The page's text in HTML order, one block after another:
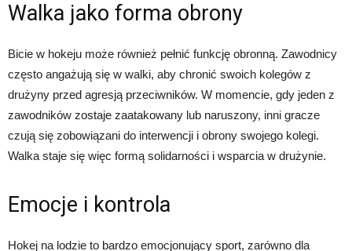
Walka jako forma obrony
Bicie w hokeju może również pełnić funkcję obronną. Zawodnicy
często angażują się w walki, aby chronić swoich kolegów z
drużyny przed agresją przeciwników. W momencie, gdy jeden z
zawodników zostaje zaatakowany lub naruszony, inni gracze
czują się zobowiązani do interwencji i obrony swojego kolegi.
Walka staje się więc formą solidarności i wsparcia w drużynie.
Emocje i kontrola
Hokej na lodzie to bardzo emocjonujący sport, zarówno dla